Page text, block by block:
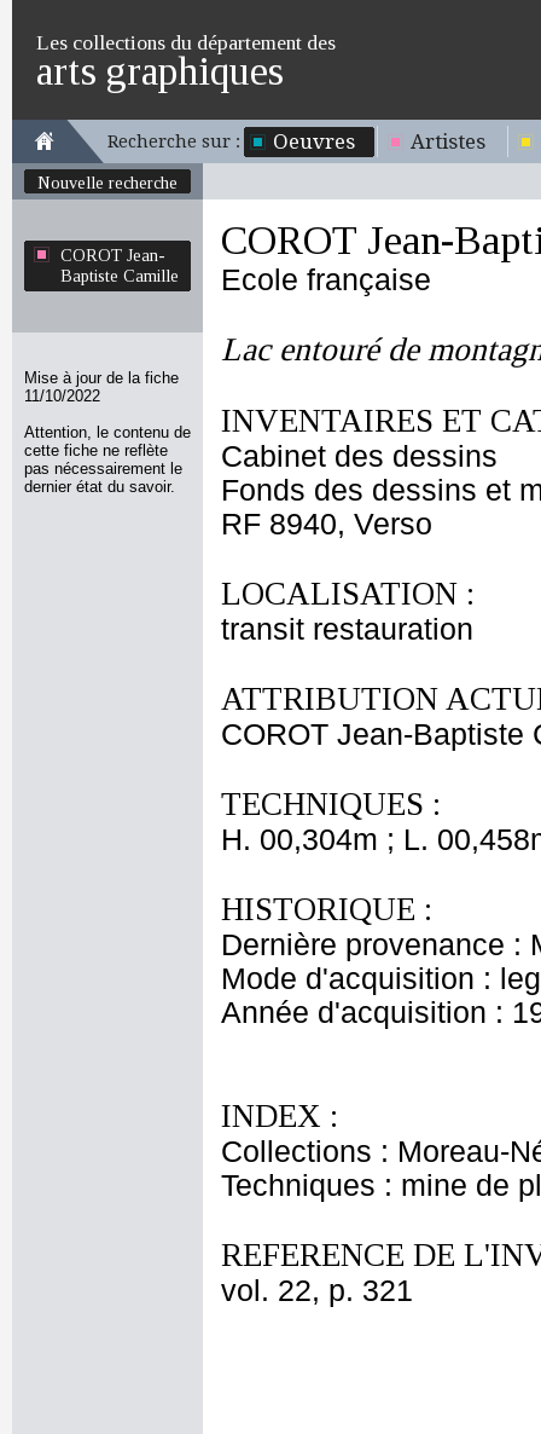
Les collections du département des
arts graphiques
Recherche sur : Oeuvres Artistes
Nouvelle recherche
COROT Jean-
Baptiste Camille
Mise à jour de la fiche
11/10/2022
Attention, le contenu de
cette fiche ne reflète
pas nécessairement le
dernier état du savoir.
COROT Jean-
Ecole française
Lac entouré de
INVENTAIRES ET
Cabinet des dessins
Fonds des dessins et
RF 8940, Verso
LOCALISATION :
transit restauration
ATTRIBUTION
COROT Jean-Baptiste
TECHNIQUES :
H. 00,304m ; L.
HISTORIQUE :
Dernière provenance :
Mode d'acquisition :
Année d'acquisition :
INDEX :
Collections : Moreau-
Techniques : mine de
REFERENCE DE
vol. 22, p. 321